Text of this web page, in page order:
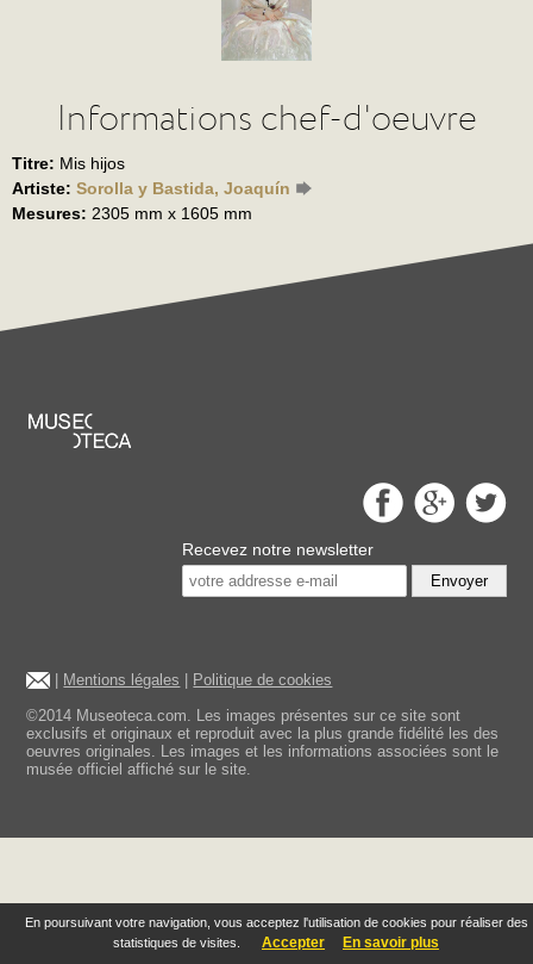
En poursuivant votre navigation, vous acceptez l'utilisation de cookies pour réaliser des
statistiques de visites.
Accepter En savoir plus
Informations chef-d'oeuvre
Titre: Mis hijos
Artiste: Sorolla y Bastida, Joaquín
Mesures: 2305 mm x 1605 mm
Recevez notre newsletter
Envoyer
Mentions légales
Politique de cookies
©2014 Museoteca.com. Les images présentes sur ce site sont
exclusifs et originaux et reproduit avec la plus grande fidélité les des
oeuvres originales. Les images et les informations associées sont le
musée officiel affiché sur le site.